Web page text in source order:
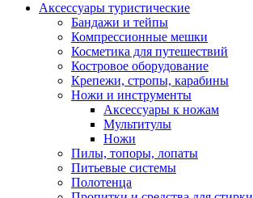
Аксессуары туристические
Бандажи и тейпы
Компрессионные мешки
Косметика для путешествий
Костровое оборудование
Крепежи, стропы, карабины
Ножи и инструменты
Аксессуары к ножам
Мультитулы
Ножи
Пилы, топоры, лопаты
Питьевые системы
Полотенца